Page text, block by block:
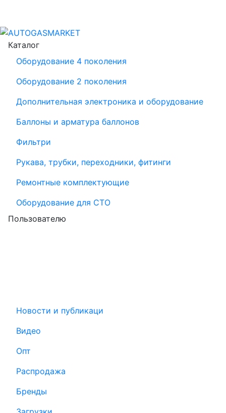
Каталог
Оборудование 4 поколения
Оборудование 2 поколения
Дополнительная электроника и оборудование
Баллоны и арматура баллонов
Фильтри
Рукава, трубки, переходники, фитинги
Ремонтные комплектующие
Оборудование для СТО
Пользователю
Новости и публикаци
Видео
Опт
Распродажа
Бренды